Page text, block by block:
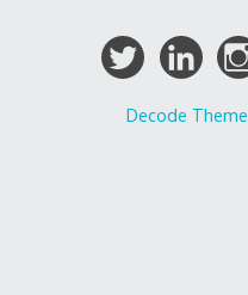
Decode Theme